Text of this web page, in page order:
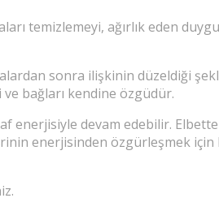
temizlemeyi, ağırlık eden
sonra ilişkinin düzeldiği
bağları kendine özgüdür.
devam edebilir.
enerjisinden özgürleşmek